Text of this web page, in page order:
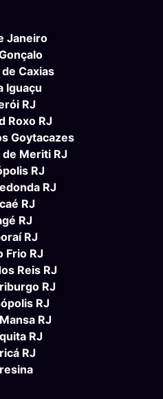
Janeiro
Caxias
Iguaçu
RJ
Roxo RJ
Goytacazes
de Meriti RJ
RJ
RJ
RJ
RJ
RJ
Frio RJ
Reis RJ
RJ
RJ
RJ
RJ
RJ